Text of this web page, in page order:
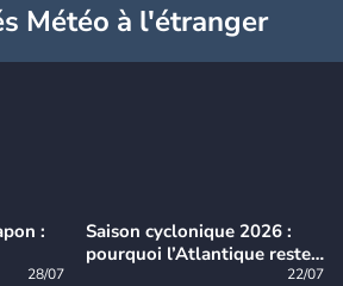
Météo à l'étranger
:
28/07
Saison cyclonique 2026 :
pourquoi l’Atlantique reste
22/07